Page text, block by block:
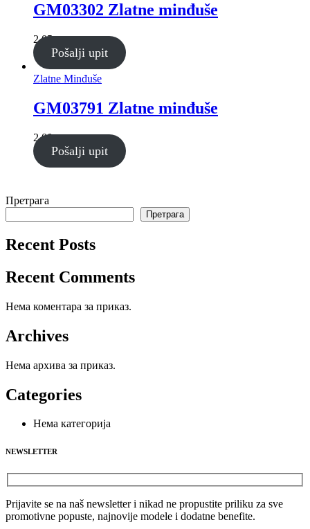
GM03302 Zlatne minđuše
2,05g
Pošalji upit
Zlatne Minđuše
GM03791 Zlatne minđuše
2,00g
Pošalji upit
Претрага
Претрага
Recent Posts
Recent Comments
Нема коментара за приказ.
Archives
Нема архива за приказ.
Categories
Нема категорија
NEWSLETTER
Prijavite se na naš newsletter i nikad ne propustite priliku za sve
promotivne popuste, najnovije modele i dodatne benefite.